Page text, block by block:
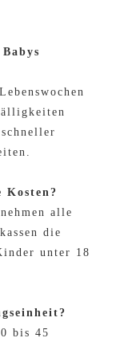
Kosten?
alle
die
unter 18
bis 45